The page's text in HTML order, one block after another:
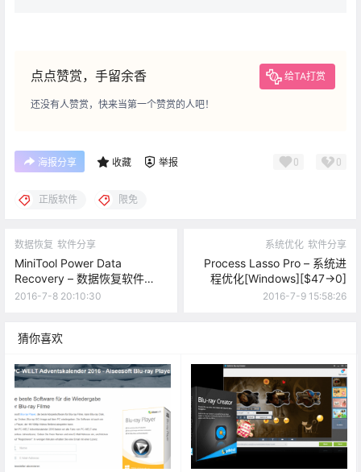
点点赞赏，手留余香 给TA打赏
还没有人赞赏，快来当第一个赞赏的人吧！
海报分享 收藏 举报 0 0
正版软件 限免
数据恢复 软件分享
MiniTool Power Data
Recovery – 数据恢复软件
[Windows][$69→0]
2016-7-8 20:10:30
系统优化 软件分享
Process Lasso Pro – 系统进
程优化[Windows][$47→0]
2016-7-9 15:58:26
猜你喜欢